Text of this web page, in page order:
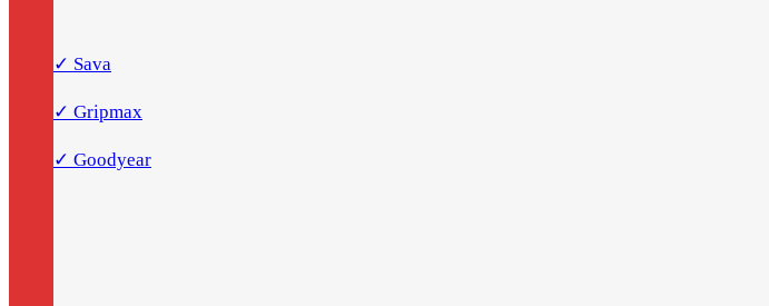
✓ Sava
✓ Gripmax
✓ Goodyear